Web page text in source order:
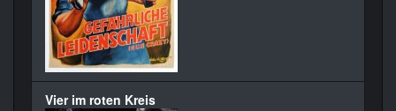
Vier im roten Kreis